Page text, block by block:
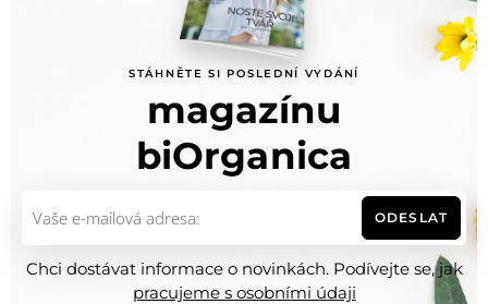
STÁHNĚTE SI POSLEDNÍ VYDÁNÍ
magazínu
biOrganica
ODESLAT
Chci dostávat informace o novinkách. Podívejte se, jak
pracujeme s osobními údaji